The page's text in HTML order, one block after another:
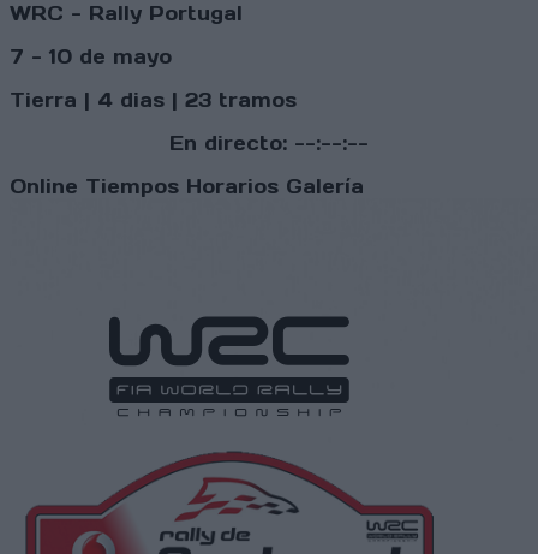
WRC - Rally Portugal
7 - 10 de mayo
Tierra | 4 dias | 23 tramos
En directo: --:--:--
Online Tiempos Horarios Galería